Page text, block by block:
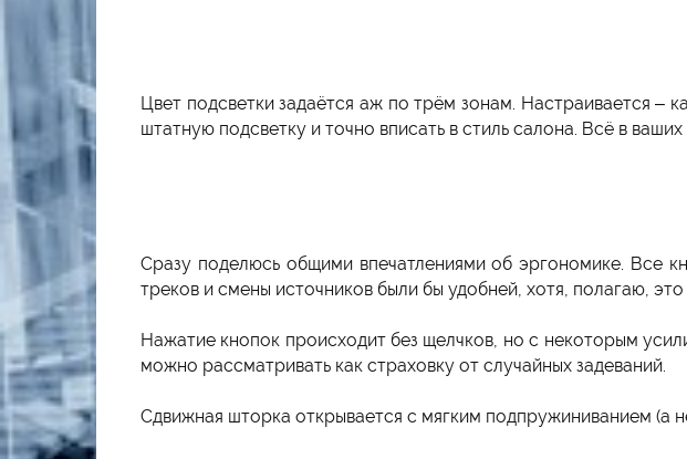
Цвет подсветки задаётся аж по трём зонам. Настраивается –
штатную подсветку и точно вписать в стиль салона. Всё в ваших
Сразу поделюсь общими впечатлениями об эргономике. Все
треков и смены источников были бы удобней, хотя, полагаю, это
Нажатие кнопок происходит без щелчков, но с некоторым
можно рассматривать как страховку от случайных задеваний.
Сдвижная шторка открывается с мягким подпружиниванием (а